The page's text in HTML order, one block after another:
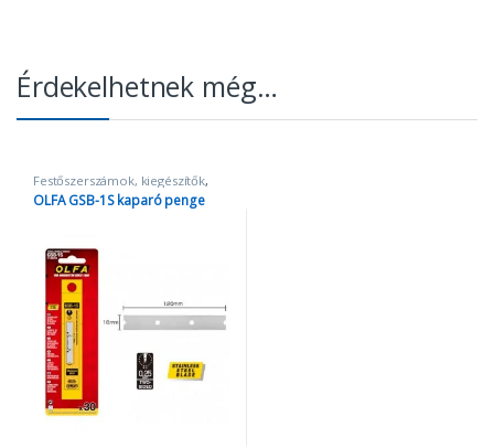
Érdekelhetnek még…
Festőszerszámok, kiegészítők,
OLFA termékek Sniccer penge
Szerszámok
OLFA GSB-1S kaparó penge